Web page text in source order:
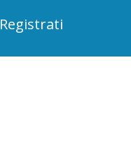
Registrati